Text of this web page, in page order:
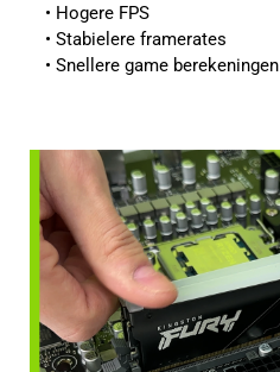
Hogere FPS
Stabielere framerates
Snellere game berekeningen